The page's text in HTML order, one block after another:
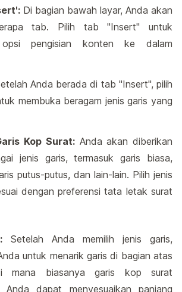
Di bagian bawah layar, Anda akan
tab. Pilih tab "Insert" untuk
opsi pengisian konten ke dalam
Anda berada di tab "Insert", pilih
membuka beragam jenis garis yang
Kop Surat:Anda akan diberikan
jenis garis, termasuk garis biasa,
putus-putus, dan lain-lain. Pilih jenis
dengan preferensi tata letak surat
Setelah Anda memilih jenis garis,
untuk menarik garis di bagian atas
mana biasanya garis kop surat
Anda dapat menyesuaikan panjang